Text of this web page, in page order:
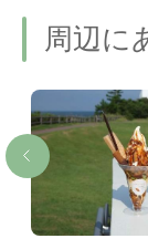
周辺に